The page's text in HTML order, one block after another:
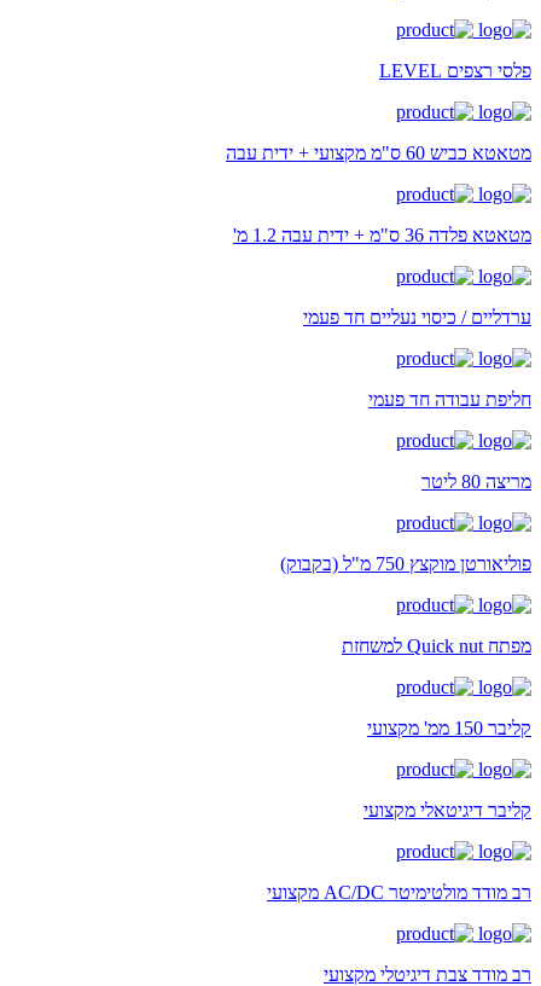
פלסי רצפים LEVEL
מטאטא כביש 60 ס"מ מקצועי + ידית עבה
מטאטא פלדה 36 ס"מ + ידית עבה 1.2 מ'
ערדליים / כיסוי נעליים חד פעמי
חליפת עבודה חד פעמי
מריצה 80 ליטר
פוליאורטן מוקצץ 750 מ"ל (בקבוק)
מפתח Quick nut למשחזת
קליבר 150 ממ' מקצועי
קליבר דיגיטאלי מקצועי
רב מודד מולטימיטר AC/DC מקצועי
רב מודד צבת דיגיטלי מקצועי